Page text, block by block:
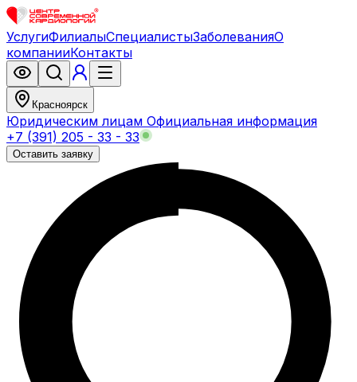
УслугиФилиалыСпециалистыЗаболеванияО
компанииКонтакты
Красноярск
Юридическим лицам Официальная информация
+7 (391) 205 - 33 - 33
Оставить заявку